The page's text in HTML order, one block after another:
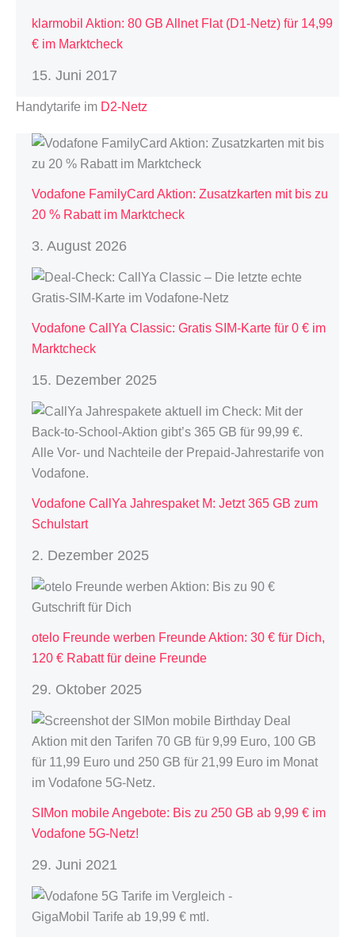
klarmobil Aktion: 80 GB Allnet Flat (D1-Netz) für 14,99
€ im Marktcheck
15. Juni 2017
Handytarife im D2-Netz
Vodafone FamilyCard Aktion: Zusatzkarten mit bis zu
20 % Rabatt im Marktcheck
3. August 2026
Vodafone CallYa Classic: Gratis SIM-Karte für 0 € im
Marktcheck
15. Dezember 2025
Vodafone CallYa Jahrespaket M: Jetzt 365 GB zum
Schulstart
2. Dezember 2025
otelo Freunde werben Freunde Aktion: 30 € für Dich,
120 € Rabatt für deine Freunde
29. Oktober 2025
SIMon mobile Angebote: Bis zu 250 GB ab 9,99 € im
Vodafone 5G-Netz!
29. Juni 2021